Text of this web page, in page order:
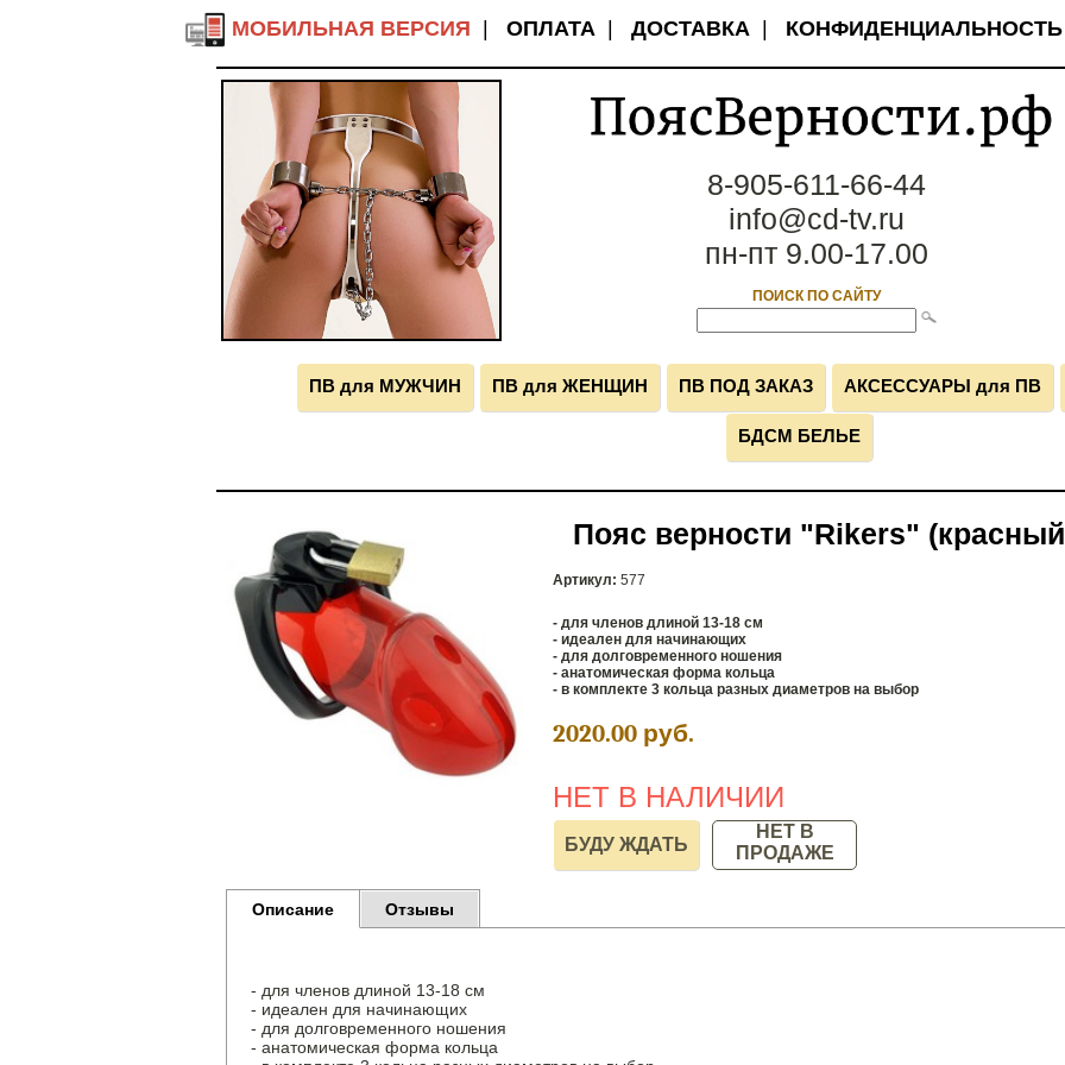
МОБИЛЬНАЯ ВЕРСИЯ |ОПЛАТА |ДОСТАВКА | КОНФИДЕНЦИАЛЬНОСТЬ
8-905-611-66-44
info@cd-tv.ru
пн-пт 9.00-17.00
ПОИСК ПО САЙТУ
ПВ для МУЖЧИН ПВ для ЖЕНЩИН ПВ ПОД ЗАКАЗ АКСЕССУАРЫ для ПВ
БДСМ БЕЛЬЕ
Пояс верности "Rikers"
Артикул: 577
- для членов длиной 13-18 см
- идеален для начинающих
- для долговременного ношения
- анатомическая форма кольца
- в комплекте 3 кольца разных диаметров на выбор
2020.00 руб.
НЕТ В НАЛИЧИИ
НЕТ В
ПРОДАЖЕ
Описание Отзывы
- для членов длиной 13-18 см
- идеален для начинающих
- для долговременного ношения
- анатомическая форма кольца